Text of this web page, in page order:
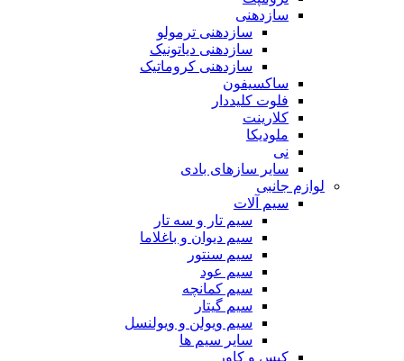
سازدهنی
سازدهنی ترمولو
سازدهنی دیاتونیک
سازدهنی کروماتیک
ساکسیفون
فلوت کلیددار
کلارینت
ملودیکا
نی
سایر سازهای بادی
لوازم جانبی
سیم آلات
سیم تار و سه تار
سیم دیوان و باغلاما
سیم سنتور
سیم عود
سیم کمانچه
سیم گیتار
سیم ویولن و ویولنسل
سایر سیم ها
کیس و کاور